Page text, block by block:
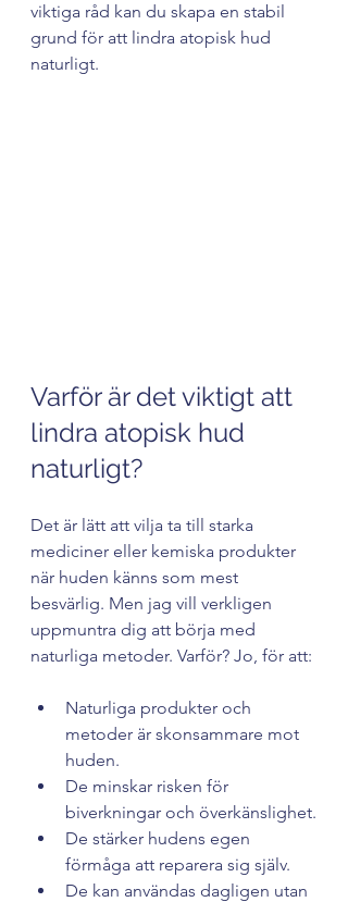
viktiga råd kan du skapa en stabil
grund för att lindra atopisk hud
naturligt.
Varför är det viktigt att
lindra atopisk hud
naturligt?
Det är lätt att vilja ta till starka
mediciner eller kemiska produkter
när huden känns som mest
besvärlig. Men jag vill verkligen
uppmuntra dig att börja med
naturliga metoder. Varför? Jo, för att:
Naturliga produkter och
metoder är skonsammare mot
huden.
De minskar risken för
biverkningar och överkänslighet.
De stärker hudens egen
förmåga att reparera sig själv.
De kan användas dagligen utan